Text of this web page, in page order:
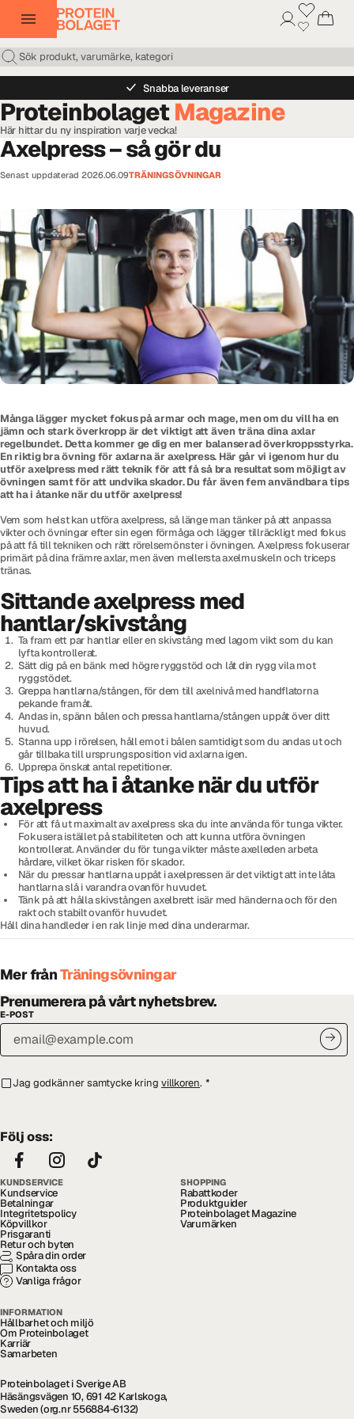
Snabba leveranser
ProteinbolagetMagazine
Här hittar du ny inspiration varje vecka!
Axelpress – så gör du
Senast uppdaterad 2026.06.09TRÄNINGSÖVNINGAR
Många lägger mycket fokus på armar och mage, men om du vill ha en
jämn och stark överkropp är det viktigt att även träna dina axlar
regelbundet. Detta kommer ge dig en mer balanserad överkroppsstyrka.
En riktig bra övning för axlarna är axelpress. Här går vi igenom hur du
utför axelpress med rätt teknik för att få så bra resultat som möjligt av
övningen samt för att undvika skador. Du får även fem användbara tips
att ha i åtanke när du utför axelpress!
Vem som helst kan utföra axelpress, så länge man tänker på att anpassa
vikter och övningar efter sin egen förmåga och lägger tillräckligt med fokus
på att få till tekniken och rätt rörelsemönster i övningen. Axelpress fokuserar
primärt på dina främre axlar, men även mellersta axelmuskeln och triceps
tränas.
Sittande axelpress med
hantlar/skivstång
Ta fram ett par hantlar eller en skivstång med lagom vikt som du kan
lyfta kontrollerat.
Sätt dig på en bänk med högre ryggstöd och låt din rygg vila mot
ryggstödet.
Greppa hantlarna/stången, för dem till axelnivå med handflatorna
pekande framåt.
Andas in, spänn bålen och pressa hantlarna/stången uppåt över ditt
huvud.
Stanna upp i rörelsen, håll emot i bålen samtidigt som du andas ut och
går tillbaka till ursprungsposition vid axlarna igen.
Upprepa önskat antal repetitioner.
Tips att ha i åtanke när du utför
axelpress
För att få ut maximalt av axelpress ska du inte använda för tunga vikter.
Fokusera istället på stabiliteten och att kunna utföra övningen
kontrollerat. Använder du för tunga vikter måste axelleden arbeta
hårdare, vilket ökar risken för skador.
När du pressar hantlarna uppåt i axelpressen är det viktigt att inte låta
hantlarna slå i varandra ovanför huvudet.
Tänk på att hålla skivstången axelbrett isär med händerna och för den
rakt och stabilt ovanför huvudet.
Håll dina handleder i en rak linje med dina underarmar.
Mer frånTräningsövningar
Prenumerera på vårt nyhetsbrev.
E-POST
Jag godkänner samtycke kring villkoren. *
Följ oss:
KUNDSERVICE
Kundservice
Betalningar
Integritetspolicy
Köpvillkor
Prisgaranti
Retur och byten
Spåra din order
Kontakta oss
Vanliga frågor
SHOPPING
Rabattkoder
Produktguider
Proteinbolaget Magazine
Varumärken
INFORMATION
Hållbarhet och miljö
Om Proteinbolaget
Karriär
Samarbeten
Proteinbolaget i Sverige AB
Häsängsvägen 10, 691 42 Karlskoga,
Sweden (org.nr 556884-6132)